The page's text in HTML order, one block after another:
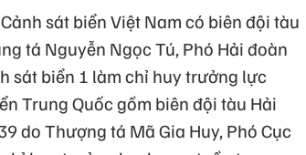
sát biển Việt Nam có biên đội tàu
tá Nguyễn Ngọc Tú, Phó Hải đoàn
sát biển 1 làm chỉ huy trưởng lực
Trung Quốc gồm biên đội tàu Hải
do Thượng tá Mã Gia Huy, Phó Cục